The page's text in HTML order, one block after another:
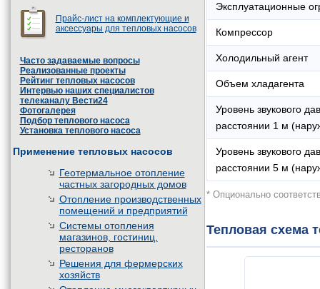
Прайс-лист на комплектующие и
аксессуары для тепловых насосов
Часто задаваемые вопросы
Реализованные проекты
Рейтинг тепловых насосов
Интервью наших специалистов
телеканалу Вести24
Фотогалерея
Подбор теплового насоса
Установка теплового насоса
Применение тепловых насосов
Геотермальное отопление
частных загородных домов
Отопление производственных
помещений и предприятий
Системы отопления
магазинов, гостиниц,
ресторанов
Решения для фермерских
хозяйств
Эксплуатационные
Компрессор
Холодильный агент
Объем хладагента
Уровень звукового
расстоянии 1 м
Уровень звукового
расстоянии 5 м
* Опционально
Тепловая схема